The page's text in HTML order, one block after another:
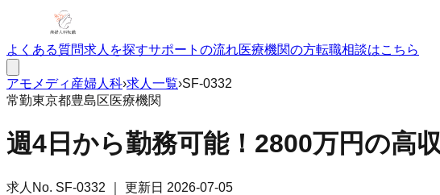
よくある質問求人を探すサポートの流れ医療機関の方転職相談はこちら
アモメディ 産婦人科›求人一覧›SF-0332
常勤東京都豊島区医療機関
週4日から勤務可能！2800万円の高
求人No. SF-0332 ｜ 更新日 2026-07-05